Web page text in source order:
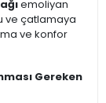
emoliyan
ve çatlamaya
ve konfor
Gereken